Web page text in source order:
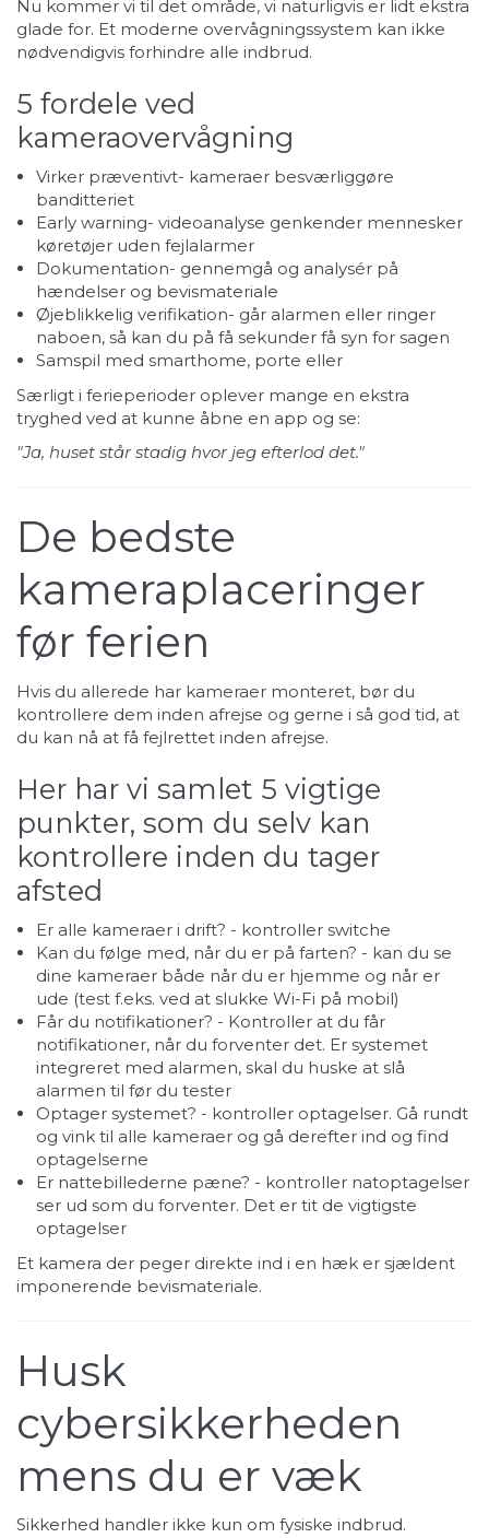
Nu kommer vi til det område, vi naturligvis er lidt ekstra
glade for. Et moderne overvågningssystem kan ikke
nødvendigvis forhindre alle indbrud.
5 fordele ved
kameraovervågning
Virker præventivt- kameraer besværliggøre
banditteriet
Early warning- videoanalyse genkender mennesker
køretøjer uden fejlalarmer
Dokumentation- gennemgå og analysér på
hændelser og bevismateriale
Øjeblikkelig verifikation- går alarmen eller ringer
naboen, så kan du på få sekunder få syn for sagen
Samspil med smarthome, porte eller
Særligt i ferieperioder oplever mange en ekstra
tryghed ved at kunne åbne en app og se:
"Ja, huset står stadig hvor jeg efterlod det."
De bedste
kameraplaceringer
før ferien
Hvis du allerede har kameraer monteret, bør du
kontrollere dem inden afrejse og gerne i så god tid, at
du kan nå at få fejlrettet inden afrejse.
Her har vi samlet 5 vigtige
punkter, som du selv kan
kontrollere inden du tager
afsted
Er alle kameraer i drift? - kontroller switche
Kan du følge med, når du er på farten? - kan du se
dine kameraer både når du er hjemme og når er
ude (test f.eks. ved at slukke Wi-Fi på mobil)
Får du notifikationer? - Kontroller at du får
notifikationer, når du forventer det. Er systemet
integreret med alarmen, skal du huske at slå
alarmen til før du tester
Optager systemet? - kontroller optagelser. Gå rundt
og vink til alle kameraer og gå derefter ind og find
optagelserne
Er nattebillederne pæne? - kontroller natoptagelser
ser ud som du forventer. Det er tit de vigtigste
optagelser
Et kamera der peger direkte ind i en hæk er sjældent
imponerende bevismateriale.
Husk
cybersikkerheden
mens du er væk
Sikkerhed handler ikke kun om fysiske indbrud.